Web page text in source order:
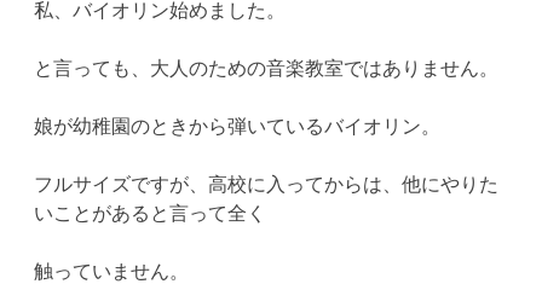
私、バイオリン始めました。
と言っても、大人のための音楽教室ではありません。
娘が幼稚園のときから弾いているバイオリン。
フルサイズですが、高校に入ってからは、他にやりた
いことがあると言って全く
触っていません。